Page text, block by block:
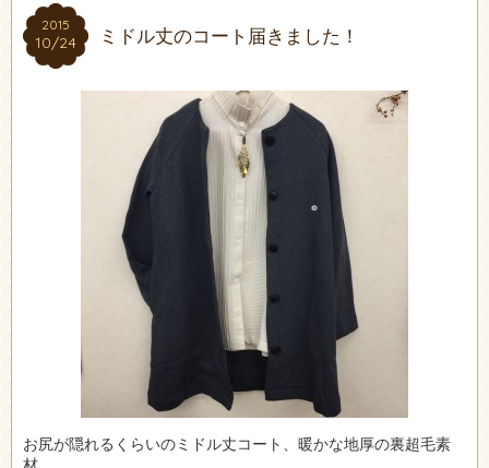
2015
10/24
2015
10/24 ミドル丈のコート届きました！
お尻が隠れるくらいのミドル丈コート、暖かな地厚の裏超毛素